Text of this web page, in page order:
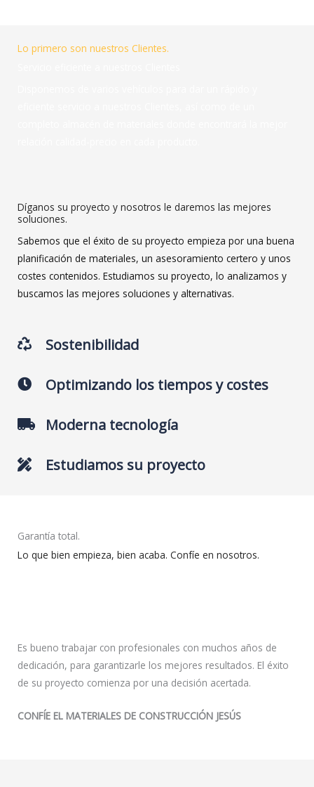
Lo primero son nuestros Clientes.
Díganos su proyecto y nosotros le daremos las mejores
soluciones.
Sabemos que el éxito de su proyecto empieza por una buena
planificación de materiales, un asesoramiento certero y unos
costes contenidos. Estudiamos su proyecto, lo analizamos y
buscamos las mejores soluciones y alternativas.
Sostenibilidad
Optimizando los tiempos y costes
Moderna tecnología
Estudiamos su proyecto
Garantía total.
Lo que bien empieza, bien acaba. Confíe en nosotros.
Es bueno trabajar con profesionales con muchos años de
dedicación, para garantizarle los mejores resultados. El éxito
de su proyecto comienza por una decisión acertada.
CONFÍE EL MATERIALES DE CONSTRUCCIÓN JESÚS